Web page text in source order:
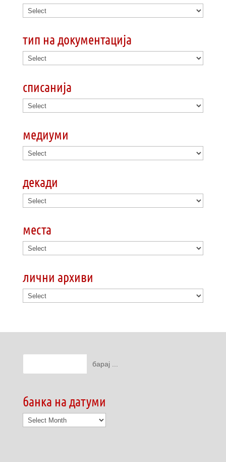
тип на документација
списанија
медиуми
декади
места
лични архиви
банка на датуми
банка
на